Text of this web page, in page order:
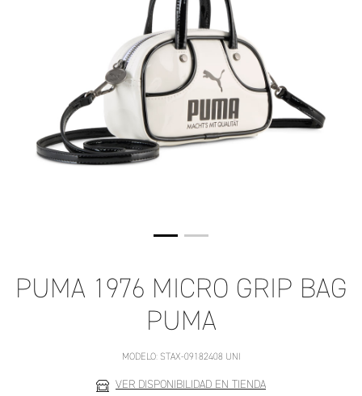
PUMA 1976 MICRO GRIP BAG
PUMA
MODELO: STAX-09182408 UNI
VER DISPONIBILIDAD EN TIENDA